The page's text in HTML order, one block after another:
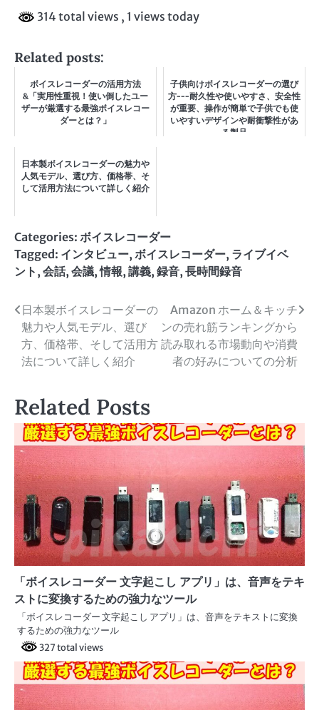
314 total views , 1 views today
Related posts:
ボイスレコーダーの活用方法
&「実用性重視！使い倒したユー
ザーが厳選する最強ボイスレコー
ダーとは？」
子供向けボイスレコーダーの選び
方---耐久性や使いやすさ、安全性
が重要、操作が簡単で子供でも使
いやすいデザインや耐衝撃性があ
る製品
日本製ボイスレコーダーの魅力や
人気モデル、選び方、価格帯、そ
して活用方法について詳しく紹介
Categories: ボイスレコーダー
Tagged: インタビュー, ボイスレコーダー, ライブイベ
ント , 会話, 会議,情報, 講義, 録音, 長時間録音
投
稿
ナ
ゲ
ー
シ
ョ
ン
日本製ボイスレコーダーの
魅力や人気モデル、選び
方、価格帯、そして活用方
法について詳しく紹介
Amazon ホーム＆キッチ
ンの売れ筋ランキングから
読み取れる市場動向や消費
者の好みについての分析
Related Posts
「ボイスレコーダー 文字起こし アプリ」は、音声をテキ
ストに変換するための強力なツール
「ボイスレコーダー 文字起こし アプリ」は、音声をテキストに変換
するための強力なツール
327 total views